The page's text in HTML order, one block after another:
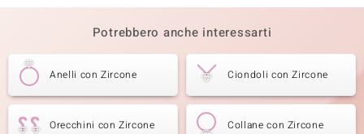
Potrebbero anche interessarti
Anelli con Zircone Ciondoli con Zircone
Orecchini con Zircone Collane con Zircone